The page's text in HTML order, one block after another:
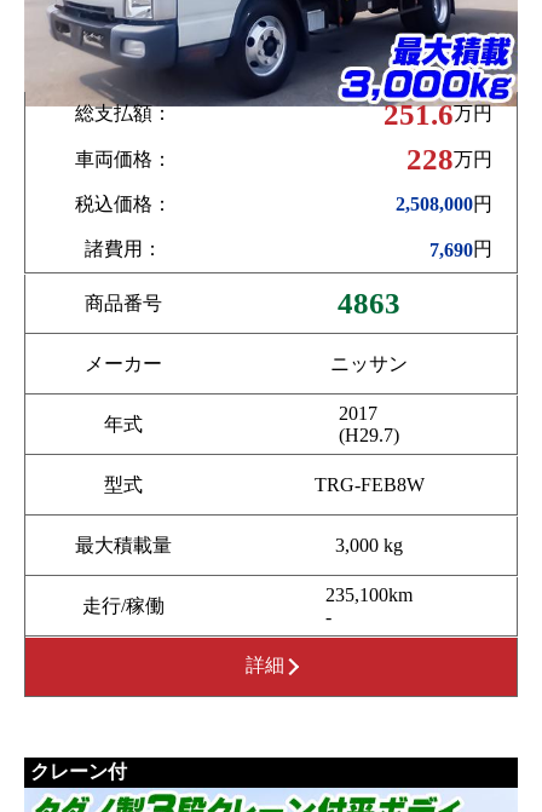
総支払額： 251.6万円
車両価格： 228万円
税込価格： 2,508,000円
諸費用： 7,690円
商品番号 4863
メーカー ニッサン
年式
2017
(H29.7)
型式 TRG-FEB8W
最大積載量 3,000 kg
走行/稼働
235,100km
-
詳細
クレーン付